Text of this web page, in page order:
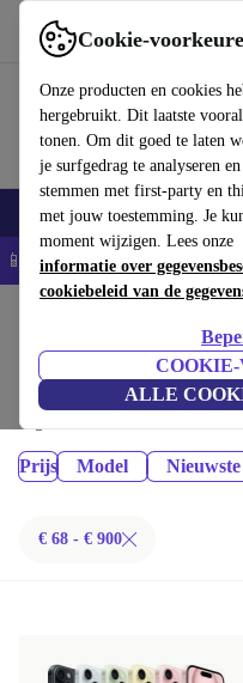
Cookie-
Onze producten en cookies
hergebruikt. Dit laatste
tonen. Om dit goed te laten
je surfgedrag te analyseren
stemmen met first-party en
met jouw toestemming. Je
moment wijzigen. Lees onze
informatie over
cookiebeleid van de
ALLE
Gebruik refurbed snel en
Smartphones Laptops
📱5% EXTRA korting op alle
iPhones:
Gecertificeerd refurbished
dagen retourrecht & 12
Prijs Model
€ 68 - € 900